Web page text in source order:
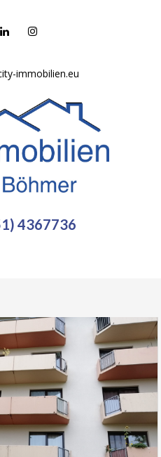
immobilien.eu
4367736